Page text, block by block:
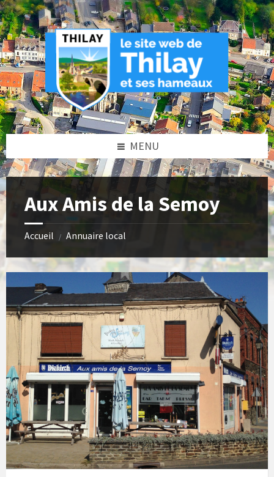
Skip
to
content
Skip
to
left
sidebar
Skip
to
right
sidebar
Skip
to
footer
MENU
Aux Amis de la Semoy
Accueil / Annuaire local